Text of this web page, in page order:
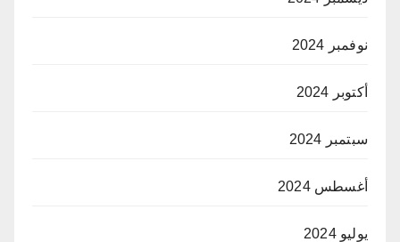
نوفمبر 2024
أكتوبر 2024
سبتمبر 2024
أغسطس 2024
يوليو 2024